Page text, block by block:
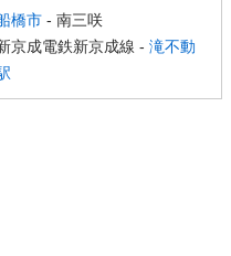
橋市 - 南三咲
京成電鉄新京成線 - 滝不動